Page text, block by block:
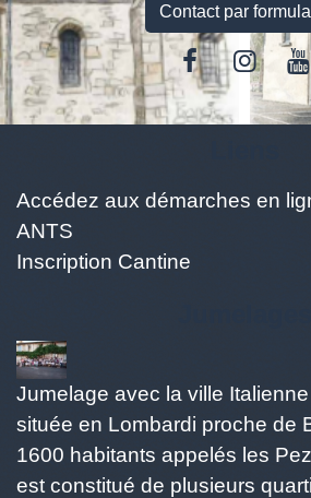
Contact par
Accédez aux démarches en
ANTS
Inscription Cantine
Jumelage avec la ville
située en Lombardi proche de
1600 habitants appelés les
est constitué de plusieurs